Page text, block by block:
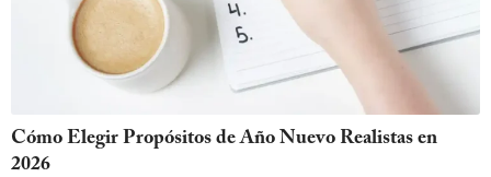
Cómo Elegir Propósitos de Año Nuevo Realistas en
2026